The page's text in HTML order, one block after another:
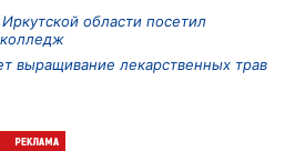
области посетил
колледж
выращивание лекарственных трав